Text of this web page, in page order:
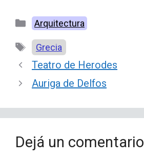
Categorías
Arquitectura
Etiquetas
Grecia
Teatro de Herodes
Auriga de Delfos
Dejá un comentario